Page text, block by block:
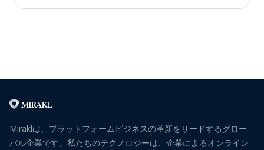
Miraklは、プラットフォームビジネスの革新をリードするグロー
バル企業です。私たちのテクノロジーは、企業によるオンライン